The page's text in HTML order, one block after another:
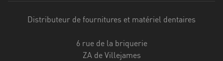
Distributeur de fournitures et matériel dentaires
6 rue de la briquerie
ZA de Villejames